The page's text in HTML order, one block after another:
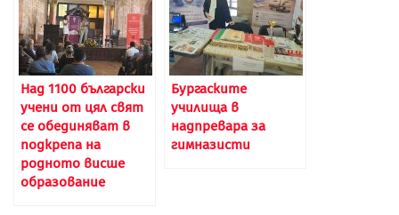
Над 1100 български
учени от цял свят
се обединяват в
подкрепа на
родното висше
образование
Бургаските
училища в
надпревара за
гимназисти